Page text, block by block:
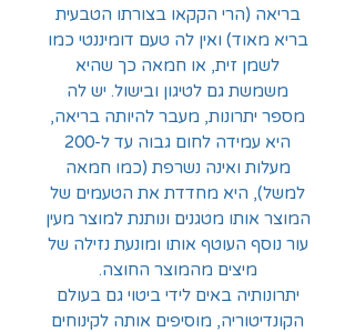
בריאה (הרי הקקאו בצורתו הטבעית
בריא מאוד) ואין לה טעם דומיננטי כמו
לשמן זית, או חמאה כך שהיא
משמשת גם לטיגון ובישול. יש לה
מספר יתרונות, מעבר להיותה בריאה,
היא עמידה לחום גבוה עד ל-200
מעלות ואינה נשרפת (כמו חמאה
למשל), היא מחדדת את הטעמים של
המוצר אותו מטגנים ונותנת למוצר מעין
עור נוסף העוטף אותו ומונעת נזילה של
מיצים מהמוצר החוצה.
יתרונותיה באים לידי ביטוי גם בעולם
הקונדיטוריה, מוסיפים אותה לקינוחים